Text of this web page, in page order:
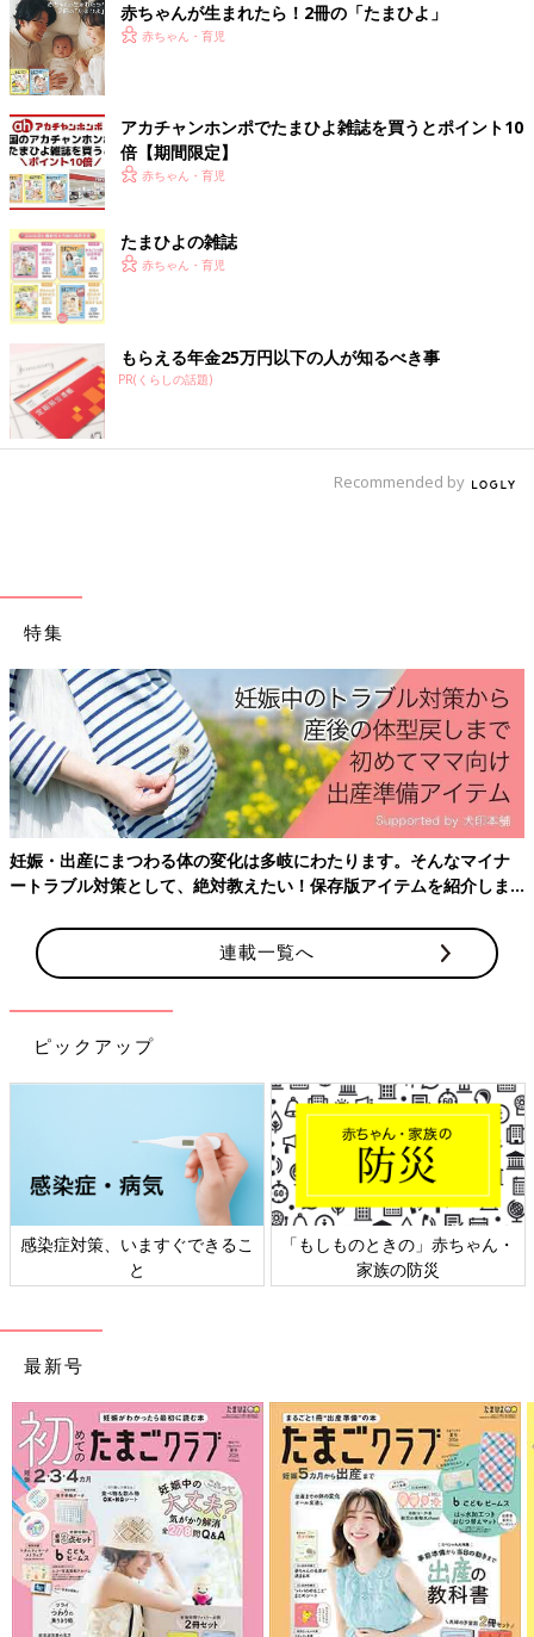
レジ前のお菓子。エレベーター近くのガチャガチャ。スポーツク
ラブのアイスの自販機。なぜそこに設置したのか、設置者の意図
がよくわかるようになりました。
＞＞ツボウチ出産劇場＆育児劇場 これまでのお話はこちら！
前の話
保育園の先生からの
おたよりで気になっ
たこと【ツボウチ育
#48】
赤ちゃんが生まれたら！2冊の「たまひよ」
赤ちゃん・育児
アカチャンホンポでたまひよ雑誌を買うとポイント10
倍【期間限定】
赤ちゃん・育児
たまひよの雑誌
赤ちゃん・育児
もらえる年金25万円以下の人が知るべき事
PR(くらしの話題)
Recommended by
特集
妊娠・出産にまつわる体の変化は多岐にわたります。そんなマイナ
ートラブル対策として、絶対教えたい！保存版アイテムを紹介しま
連載一覧へ
ピックアップ
感染症対策、いますぐできるこ
と
「もしものときの」赤ちゃん・
家族の防災
最新号